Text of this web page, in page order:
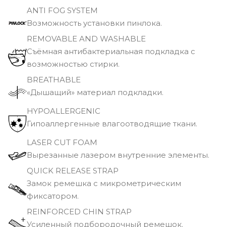
ANTI FOG SYSTEM
Возможность установки пинлока.
REMOVABLE AND WASHABLE
Съёмная антибактериальная подкладка с
возможностью стирки.
BREATHABLE
«Дышащий» материал подкладки.
HYPOALLERGENIC
Гипоаллергенные влагоотводящие ткани.
LASER CUT FOAM
Вырезанные лазером внутренние элементы.
QUICK RELEASE STRAP
Замок ремешка с микрометрическим
фиксатором.
REINFORCED CHIN STRAP
Усиленный подбородочный ремешок.